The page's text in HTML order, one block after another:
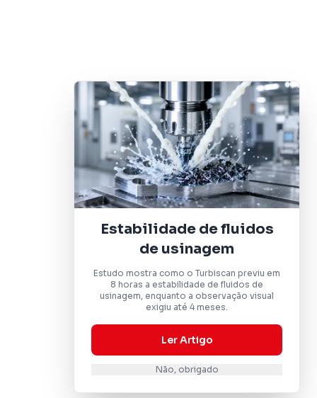
Estabilidade de fluidos
de usinagem
Estudo mostra como o Turbiscan previu em
8 horas a estabilidade de fluidos de
usinagem, enquanto a observação visual
exigiu até 4 meses.
Ler Artigo
Não, obrigado